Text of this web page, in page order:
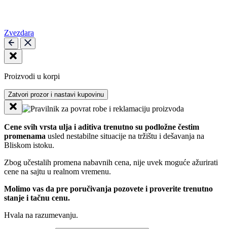
Zvezdara
Proizvodi u korpi
Zatvori prozor i nastavi kupovinu
Cene svih vrsta ulja i aditiva trenutno su podložne čestim
promenama usled nestabilne situacije na tržištu i dešavanja na
Bliskom istoku.
Zbog učestalih promena nabavnih cena, nije uvek moguće ažurirati
cene na sajtu u realnom vremenu.
Molimo vas da pre poručivanja pozovete i proverite trenutno
stanje i tačnu cenu.
Hvala na razumevanju.